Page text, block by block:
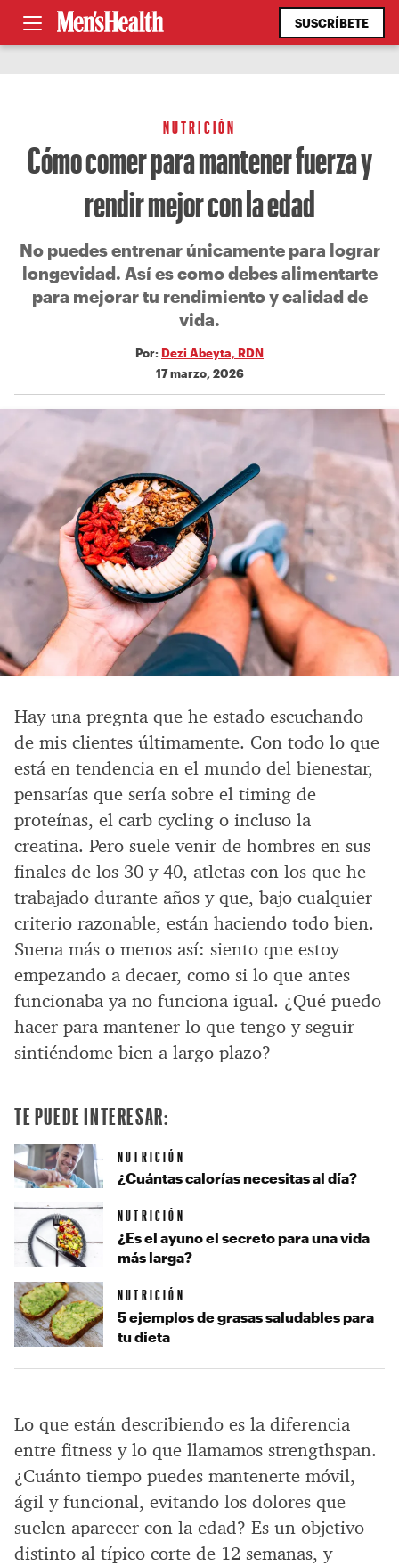
SUSCRÍBETE
NUTRICIÓN
Cómo comer para mantener fuerza y
rendir mejor con la edad
No puedes entrenar únicamente para lograr
longevidad. Así es como debes alimentarte
para mejorar tu rendimiento y calidad de
vida.
Por: Dezi Abeyta, RDN
17 marzo, 2026
Hay una pregnta que he estado escuchando
de mis clientes últimamente. Con todo lo que
está en tendencia en el mundo del bienestar,
pensarías que sería sobre el timing de
proteínas, el carb cycling o incluso la
creatina. Pero suele venir de hombres en sus
finales de los 30 y 40, atletas con los que he
trabajado durante años y que, bajo cualquier
criterio razonable, están haciendo todo bien.
Suena más o menos así: siento que estoy
empezando a decaer, como si lo que antes
funcionaba ya no funciona igual. ¿Qué puedo
hacer para mantener lo que tengo y seguir
sintiéndome bien a largo plazo?
Lo que están describiendo es la diferencia
entre fitness y lo que llamamos strengthspan.
¿Cuánto tiempo puedes mantenerte móvil,
ágil y funcional, evitando los dolores que
suelen aparecer con la edad? Es un objetivo
distinto al típico corte de 12 semanas, y
TE PUEDE INTERESAR:
NUTRICIÓN
¿Cuántas calorías necesitas al día?
NUTRICIÓN
¿Es el ayuno el secreto para una vida
más larga?
NUTRICIÓN
5 ejemplos de grasas saludables para
tu dieta